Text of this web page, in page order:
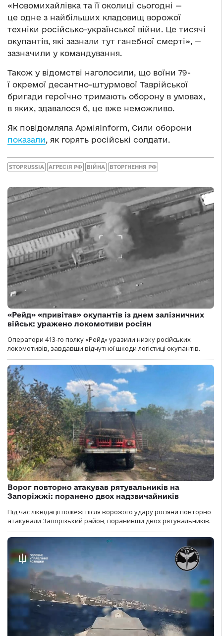
«Новомихайлівка та її околиці сьогодні —
це одне з найбільших кладовищ ворожої
техніки російсько-української війни. Це тисячі
окупантів, які зазнали тут ганебної смерті», —
зазначили у командування.
Також у відомстві наголосили, що воїни 79-
ї окремої десантно-штурмової Таврійської
бригади героїчно тримають оборону в умовах,
в яких, здавалося б, це вже неможливо.
Як повідомляла АрміяInform, Сили оборони
показали
, як горять російські солдати.
STOPRUSSIA АГРЕСІЯ РФ ВІЙНА ВТОРГНЕННЯ РФ
«Рейд» «привітав» окупантів із днем залізничних
військ: уражено локомотиви росіян
Оператори 413-го полку «Рейд» уразили низку російських
локомотивів, завдавши відчутної шкоди логістиці окупантів.
Ворог повторно атакував рятувальників на
Запоріжжі: поранено двох надзвичайників
Під час ліквідації пожежі після ворожого удару росіяни повторно
атакували Запорізький район, поранивши двох рятувальників.